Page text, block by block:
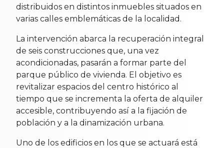
distribuidos en distintos inmuebles situados en
varias calles emblemáticas de la localidad.
La intervención abarca la recuperación integral
de seis construcciones que, una vez
acondicionadas, pasarán a formar parte del
parque público de vivienda. El objetivo es
revitalizar espacios del centro histórico al
tiempo que se incrementa la oferta de alquiler
accesible, contribuyendo así a la fijación de
población y a la dinamización urbana.
Uno de los edificios en los que se actuará está